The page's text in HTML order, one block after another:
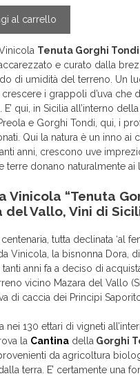
al carrello
Tenuta Gorghi Tondi
e curato dalla
di umidità del terreno. Un
i grappoli d’uva che
E’ qui, in Sicilia all’interno
e Gorghi Tondi, qui, i
Qui la natura è un inno ai
anni, crescono uve
terre donano naturalmente ai
Vinicola “Tenuta
del Vallo, Vini di
tutta declinata ‘al
Vinicola, la bisnonna Dora,
tanti anni fa a deciso di
vicino Mazara del Vallo
di caccia dei Principi
nei 130 ettari di vigneti
la Cantina della Gorghi
da agricoltura
terra. E’ certamente una